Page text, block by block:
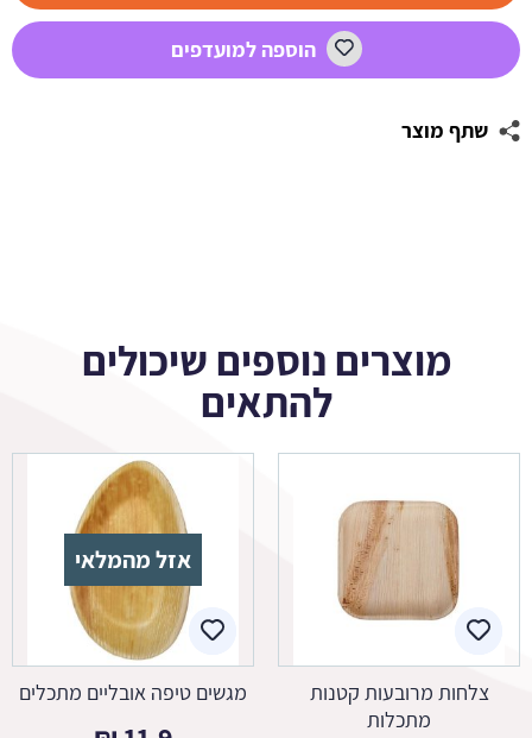
-
הוספה למועדפים
שתף מוצר
מוצרים נוספים שיכולים
להתאים
צלחות מרובעות קטנות
מתכלות
אזל מהמלאי
מגשים טיפה אובליים מתכלים